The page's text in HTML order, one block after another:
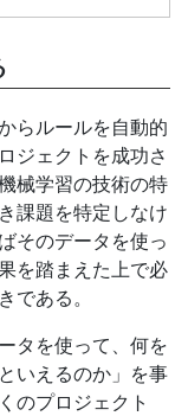
らルールを自動的
ジェクトを成功さ
械学習の技術の特
課題を特定しなけ
そのデータを使っ
を踏まえた上で必
である。
タを使って、何を
いえるのか」を事
のプロジェクト